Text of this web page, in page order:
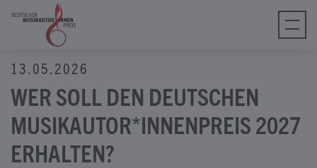
13.05.2026
WER SOLL DEN DEUTSCHEN
MUSIKAUTOR*INNENPREIS 2027
ERHALTEN?